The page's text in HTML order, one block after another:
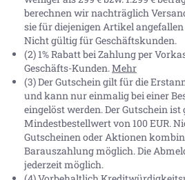
berechnen wir nachträglich
sie für diejenigen Artikel angefallen
Nicht gültig für Geschäftskunden.
(2) 1% Rabatt bei Zahlung per
Geschäfts-Kunden.Mehr
(3) Der Gutschein gilt für die
und kann nur einmalig bei einer
eingelöst werden. Der Gutschein
Mindestbestellwert von 100 EUR.
Gutscheinen oder Aktionen
Barauszahlung möglich. Die
jederzeit möglich.